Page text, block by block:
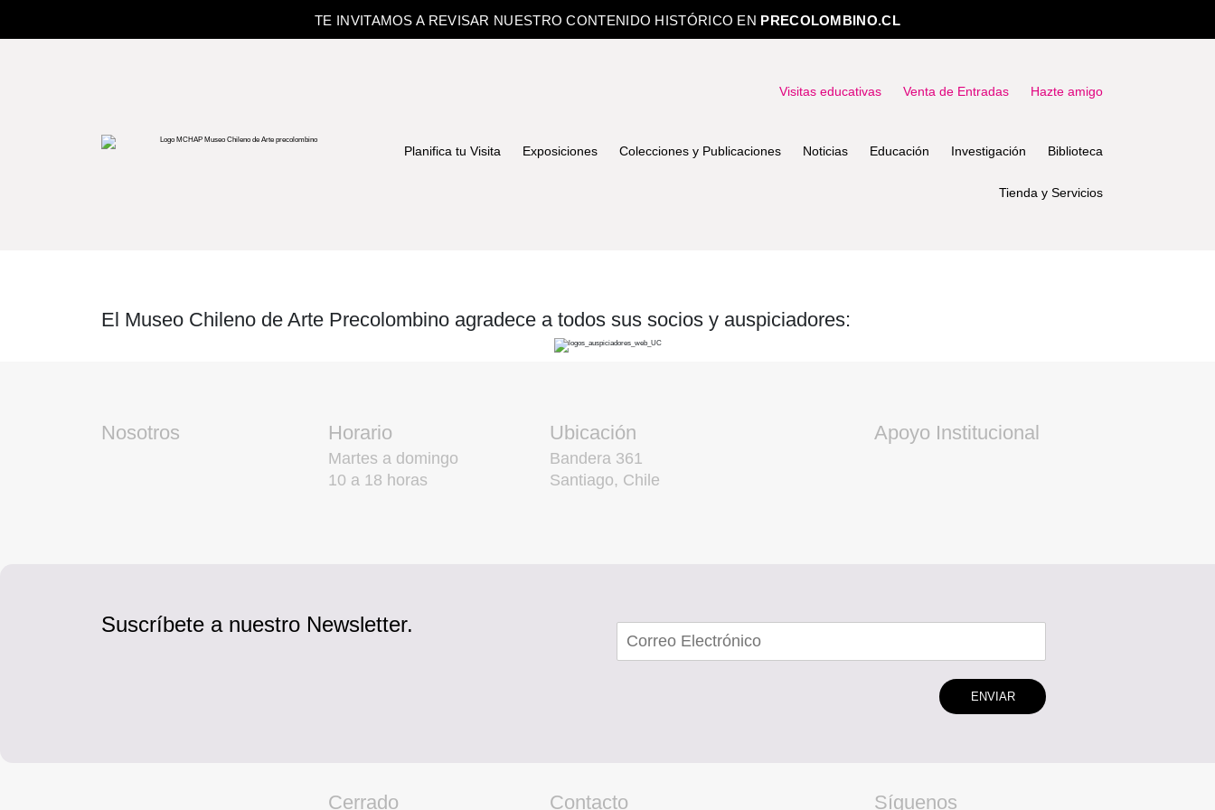
TE INVITAMOS A REVISAR NUESTRO CONTENIDO HISTÓRICO EN PRECOLOMBINO.CL
Visitas educativas Venta de Entradas Hazte amigo
Planifica tu Visita Exposiciones Colecciones y Publicaciones Noticias Educación Investigación Biblioteca
Tienda y Servicios
El Museo Chileno de Arte Precolombino agradece a todos sus socios y auspiciadores:
Nosotros Horario
Martes a domingo
10 a 18 horas
Ubicación
Bandera 361
Santiago, Chile
Apoyo Institucional
Suscríbete a nuestro Newsletter.
ENVIAR
Cerrado Contacto Síguenos